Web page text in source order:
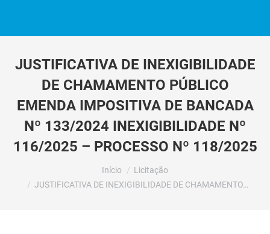
JUSTIFICATIVA DE INEXIGIBILIDADE
DE CHAMAMENTO PÚBLICO
EMENDA IMPOSITIVA DE BANCADA
Nº 133/2024 INEXIGIBILIDADE Nº
116/2025 – PROCESSO Nº 118/2025
Início
Licitação
JUSTIFICATIVA DE INEXIGIBILIDADE DE CHAMAMENTO…